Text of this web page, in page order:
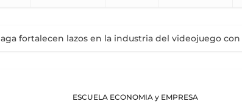
fortalecen lazos en la industria del videojuego
ESCUELA ECONOMIA y EMPRESA